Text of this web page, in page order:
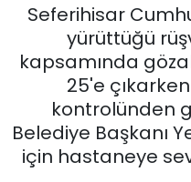
Seferihisar
yürüttüğü
kapsamında
25'e
kontrolünden
Belediye Başkanı
için hastaneye
EKONOMİ
English News
GÜNCEL
KÜLTÜR SANAT
Son Dakika
Haber Arşivi